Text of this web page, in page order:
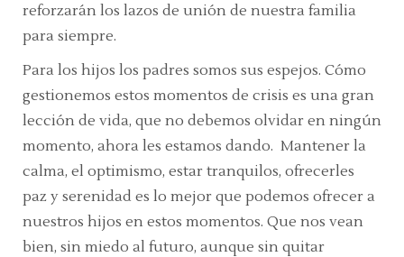
reforzarán los lazos de unión de nuestra familia
para siempre.
Para los hijos los padres somos sus espejos. Cómo
gestionemos estos momentos de crisis es una gran
lección de vida, que no debemos olvidar en ningún
momento, ahora les estamos dando. Mantener la
calma, el optimismo, estar tranquilos, ofrecerles
paz y serenidad es lo mejor que podemos ofrecer a
nuestros hijos en estos momentos. Que nos vean
bien, sin miedo al futuro, aunque sin quitar